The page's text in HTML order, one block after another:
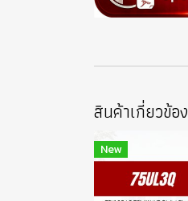
สินค้าเกี่ยวข้อง
New